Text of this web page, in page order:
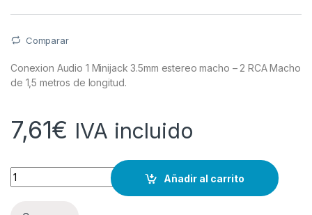
Comparar
Conexion Audio 1 Minijack 3.5mm estereo macho – 2 RCA Macho
de 1,5 metros de longitud.
7,61€ IVA incluido
Cantidad
Añadir al carrito